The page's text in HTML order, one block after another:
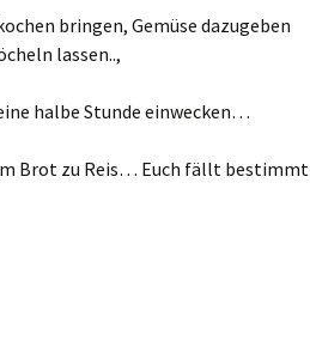
bringen, Gemüse dazugeben
lassen..,
halbe Stunde einwecken…
Brot zu Reis… Euch fällt bestimmt